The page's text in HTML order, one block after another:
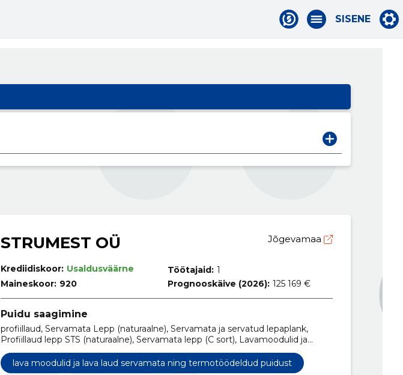
SISENE
STRUMEST OÜ Jõgevamaa
Krediidiskoor: Usaldusväärne
Maineskoor: 920
Töötajaid: 1
Prognooskäive (2026): 125 169 €
Puidu saagimine
profiillaud, Servamata Lepp (naturaalne), Servamata ja servatud lepaplank,
Profiillaud lepp STS (naturaalne), Servamata lepp (C sort), Lavamoodulid ja
lavalaud servamata ja termotöödeldud puidust, Termotöödeldud puit (Mänd,
Kuusk, Abachi). Terrassilaud, voodrilaud jne., Servamata kask, Servamata lepp
(oksavaba), profiillaud lepp
lava moodulid ja lava laud servamata ning termotöödeldud puidust